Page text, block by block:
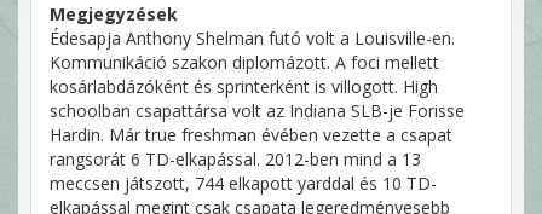
Megjegyzések
Édesapja Anthony Shelman futó volt a Louisville-en.
Kommunikáció szakon diplomázott. A foci mellett
kosárlabdázóként és sprinterként is villogott. High
schoolban csapattársa volt az Indiana SLB-je Forisse
Hardin. Már true freshman évében vezette a csapat
rangsorát 6 TD-elkapással. 2012-ben mind a 13
meccsen játszott, 744 elkapott yarddal és 10 TD-
elkapással megint csak csapata legeredményesebb